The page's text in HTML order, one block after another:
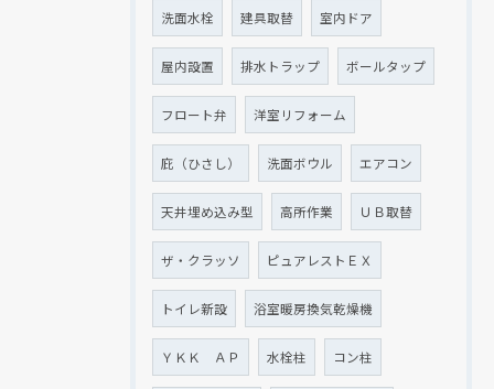
洗面水栓 建具取替 室内ドア
屋内設置 排水トラップ ボールタップ
フロート弁 洋室リフォーム
庇（ひさし） 洗面ボウル エアコン
天井埋め込み型 高所作業 ＵＢ取替
ザ・クラッソ ピュアレストＥＸ
トイレ新設 浴室暖房換気乾燥機
ＹＫＫ ＡＰ 水栓柱 コン柱